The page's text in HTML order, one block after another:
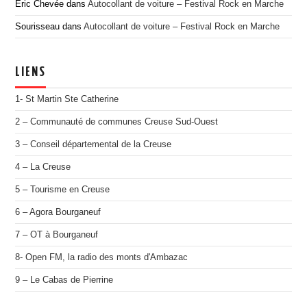
Eric Chevée dansAutocollant de voiture – Festival Rock en Marche
Sourisseau dansAutocollant de voiture – Festival Rock en Marche
LIENS
1- St Martin Ste Catherine
2 – Communauté de communes Creuse Sud-Ouest
3 – Conseil départemental de la Creuse
4 – La Creuse
5 – Tourisme en Creuse
6 – Agora Bourganeuf
7 – OT à Bourganeuf
8- Open FM, la radio des monts d'Ambazac
9 – Le Cabas de Pierrine